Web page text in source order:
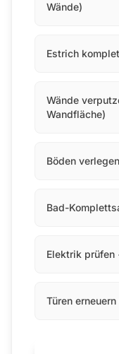
Wände)
Estrich
Wände
Wandfläche)
Böden
Bad-
Elektrik prüfen
Türen